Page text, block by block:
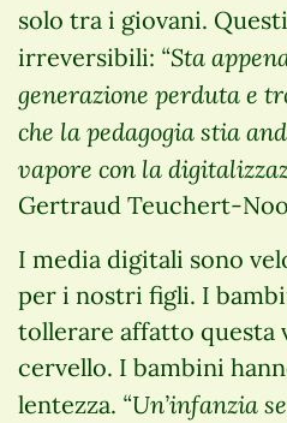
solo tra i giovani.
irreversibili: “Sta
generazione perduta e
che la pedagogia stia
vapore con la
Gertraud Teuchert-
I media digitali sono
per i nostri figli. I
tollerare affatto questa
cervello. I bambini
lentezza. “Un’infanzia